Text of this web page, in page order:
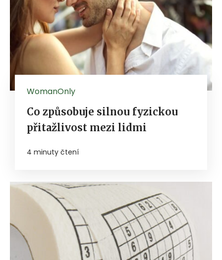
WomanOnly
Co způsobuje silnou fyzickou
přitažlivost mezi lidmi
4 minuty čtení